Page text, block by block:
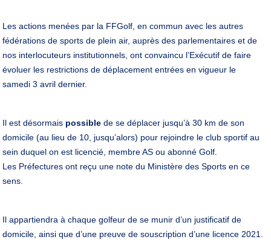
Les actions menées par la FFGolf, en commun avec les autres
fédérations de sports de plein air, auprès des parlementaires et de
nos interlocuteurs institutionnels, ont convaincu l’Exécutif de faire
évoluer les restrictions de déplacement entrées en vigueur le
samedi 3 avril dernier.
Il est désormais possible de se déplacer jusqu’à 30 km de son
domicile (au lieu de 10, jusqu’alors) pour rejoindre le club sportif au
sein duquel on est licencié, membre AS ou abonné Golf.
Les Préfectures ont reçu une note du Ministère des Sports en ce
sens.
Il appartiendra à chaque golfeur de se munir d’un justificatif de
domicile, ainsi que d’une preuve de souscription d’une licence 2021.